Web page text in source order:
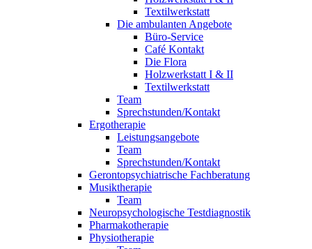
Textilwerkstatt
Die ambulanten Angebote
Büro-Service
Café Kontakt
Die Flora
Holzwerkstatt I & II
Textilwerkstatt
Team
Sprechstunden/Kontakt
Ergotherapie
Leistungsangebote
Team
Sprechstunden/Kontakt
Gerontopsychiatrische Fachberatung
Musiktherapie
Team
Neuropsychologische Testdiagnostik
Pharmakotherapie
Physiotherapie